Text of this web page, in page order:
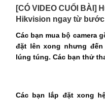
[CÓ VIDEO CUỐI BÀI]
Hikvision ngay từ
Các bạn mua bộ camera
đặt lên xong nhưng
lúng túng. Các bạn thử
Các bạn lắp đặt xong